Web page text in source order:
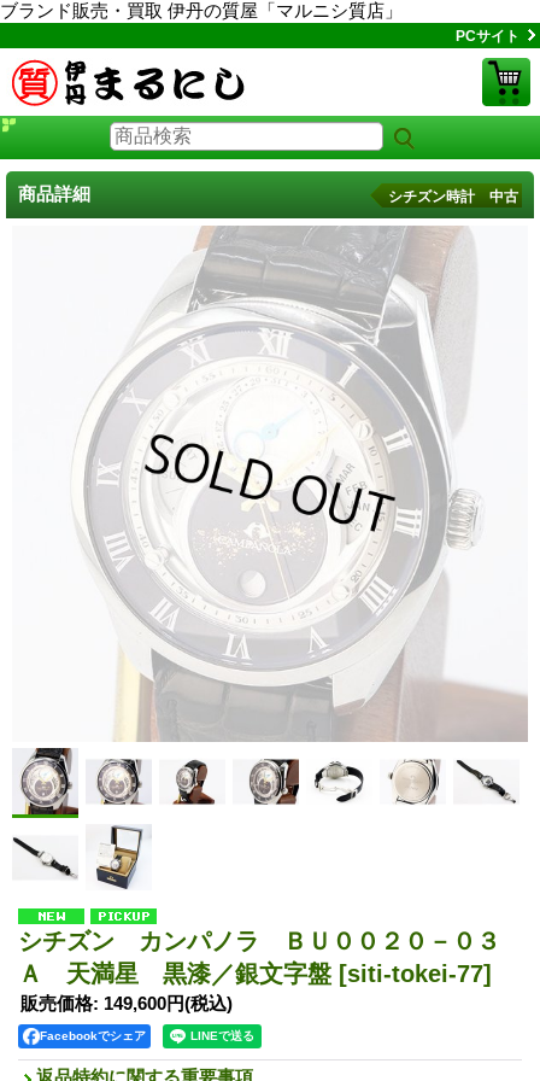
ブランド販売・買取 伊丹の質屋「マルニシ質店」
PCサイト
商品詳細 シチズン時計 中古
シチズン カンパノラ ＢＵ００２０－０３
Ａ 天満星 黒漆／銀文字盤 [siti-tokei-77]
販売価格: 149,600円(税込)
Facebookでシェア
返品特約に関する重要事項